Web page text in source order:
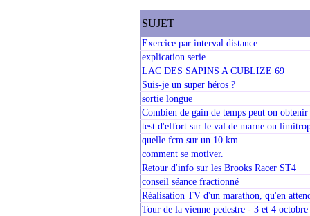
SUJET
Exercice par interval distance
explication serie
LAC DES SAPINS A CUBLIZE 69
Suis-je un super héros ?
sortie longue
Combien de gain de temps peut on
test d'effort sur le val de marne ou
quelle fcm sur un 10 km
comment se motiver.
Retour d'info sur les Brooks Racer ST4
conseil séance fractionné
Réalisation TV d'un marathon, qu'en
Tour de la vienne pedestre - 3 et 4